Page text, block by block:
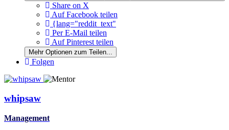
Share on X
Auf Facebook teilen
{lang="reddit_text"
Per E-Mail teilen
Auf Pinterest teilen
Mehr Optionen zum Teilen...
Folgen
whipsaw
Management